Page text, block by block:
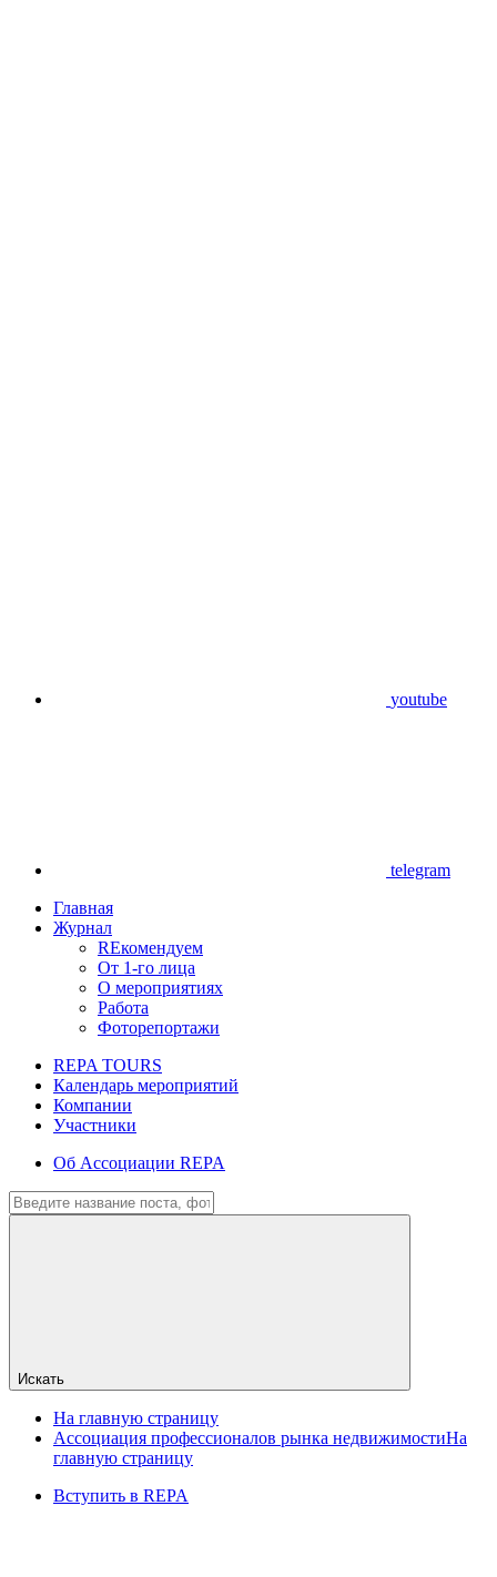
youtube
telegram
Главная
Журнал
REкомендуем
От 1-го лица
О мероприятиях
Работа
Фоторепортажи
REPA TOURS
Календарь мероприятий
Компании
Участники
Об Ассоциации REPA
Искать
На главную страницу
Ассоциация профессионалов рынка недвижимостиНа
главную страницу
Вступить в REPA